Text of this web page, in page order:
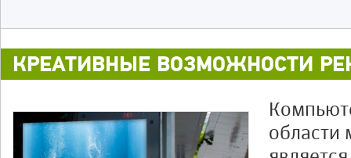
КРЕАТИВНЫЕ ВОЗМОЖНОСТИ
области